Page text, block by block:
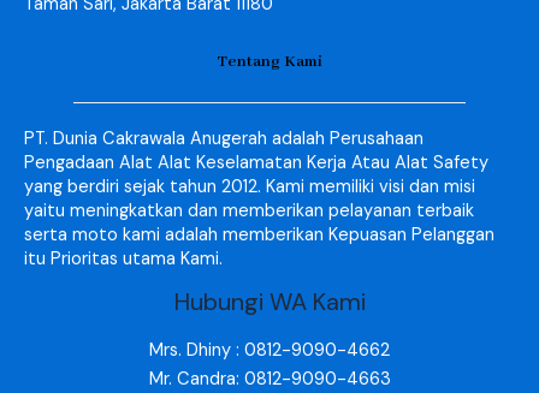
Tentang Kami
PT. Dunia Cakrawala Anugerah adalah Perusahaan
Pengadaan Alat Alat Keselamatan Kerja Atau Alat Safety
yang berdiri sejak tahun 2012. Kami memiliki visi dan misi
yaitu meningkatkan dan memberikan pelayanan terbaik
serta moto kami adalah memberikan Kepuasan Pelanggan
itu Prioritas utama Kami.
Hubungi WA Kami
Mrs. Dhiny : 0812-9090-4662
Mr. Candra: 0812-9090-4663